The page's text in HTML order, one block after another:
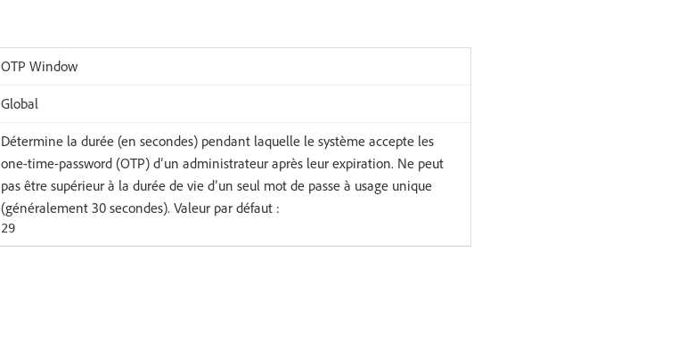
OTP Window
Global
Détermine la durée (en secondes) pendant laquelle le système accepte les
one-time-password (OTP) d’un administrateur après leur expiration. Ne peut
pas être supérieur à la durée de vie d’un seul mot de passe à usage unique
(généralement 30 secondes). Valeur par défaut :
29